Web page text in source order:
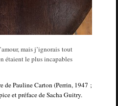
mais j’ignorais tout
étaient le plus incapables
de Pauline Carton (Perrin, 1947 ;
et préface de Sacha Guitry.